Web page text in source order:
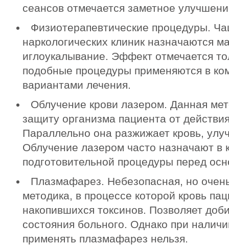
сеансов отмечается заметное
Физиотерапевтические процедуры.
наркологических клиник назначаются
иглоукалывание. Эффект отмечается
подобные процедуры применяются в
вариантами лечения.
Облучение крови лазером. Данная
защиту организма пациента от
Параллельно она разжижает кровь,
Облучение лазером часто назначают в
подготовительной процедуры перед
Плазмафарез. Небезопасная, но
методика, в процессе которой кровь
накопившихся токсинов. Позволяет
состояния больного. Однако при
применять плазмафарез нельзя.